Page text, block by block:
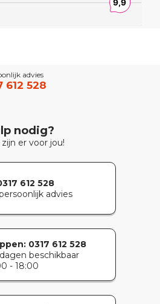
advies
612 528
nodig?
er voor jou!
612 528
advies
0317 612 528
beschikbaar
- 18:00